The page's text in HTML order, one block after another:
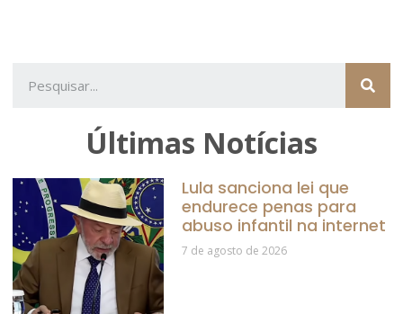
Últimas Notícias
Lula sanciona lei que
endurece penas para
abuso infantil na internet
7 de agosto de 2026